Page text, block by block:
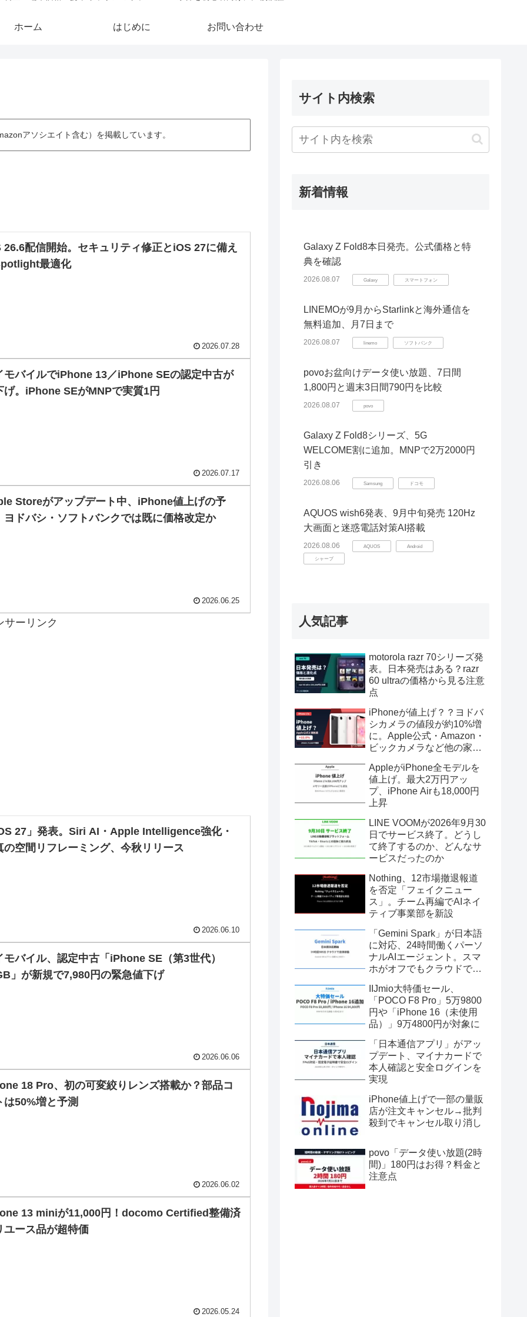
ホーム はじめに お問い合わせ
アソシエイト含む）を掲載しています。
26.6配信開始。セキュリティ修正とiOS 27に備え
最適化
2026.07.28
モバイルでiPhone 13／iPhone SEの認定中古が
げ。iPhone SEがMNPで実質1円
2026.07.17
Storeがアップデート中、iPhone値上げの予
ヨドバシ・ソフトバンクでは既に価格改定か
2026.06.25
サーリンク
27」発表。Siri AI・Apple Intelligence強化・
の空間リフレーミング、今秋リリース
2026.06.10
モバイル、認定中古「iPhone SE（第3世代）
」が新規で7,980円の緊急値下げ
2026.06.06
18 Pro、初の可変絞りレンズ搭載か？部品コ
は50%増と予測
2026.06.02
13 miniが11,000円！docomo Certified整備済
ユース品が超特価
2026.05.24
サイト内検索
新着情報
Galaxy Z Fold8本日発売。公式価格と特
典を確認
2026.08.07 Galaxy スマートフォン
LINEMOが9月からStarlinkと海外通信を
無料追加、月7日まで
2026.08.07 linemo ソフトバンク
povoお盆向けデータ使い放題、7日間
1,800円と週末3日間790円を比較
2026.08.07 povo
Galaxy Z Fold8シリーズ、5G
WELCOME割に追加。MNPで2万2000円
引き
2026.08.06 Samsung ドコモ
AQUOS wish6発表、9月中旬発売 120Hz
大画面と迷惑電話対策AI搭載
2026.08.06 AQUOS Android
シャープ
人気記事
motorola razr 70シリーズ発
表。日本発売はある？razr
60 ultraの価格から見る注意
点
iPhoneが値上げ？？ヨドバ
シカメラの値段が約10%増
に。Apple公式・Amazon・
ビックカメラなど他の家電
AppleがiPhone全モデルを
値上げ。最大2万円アッ
プ、iPhone Airも18,000円
上昇
LINE VOOMが2026年9月30
日でサービス終了。どうし
て終了するのか、どんなサ
ービスだったのか
Nothing、12市場撤退報道
を否定「フェイクニュー
ス」。チーム再編でAIネイ
ティブ事業部を新設
「Gemini Spark」が日本語
に対応、24時間働くパーソ
ナルAIエージェント。スマ
ホがオフでもクラウドで自
IIJmio大特価セール、
「POCO F8 Pro」5万9800
円や「iPhone 16（未使用
品）」9万4800円が対象に
「日本通信アプリ」がアッ
プデート、マイナカードで
本人確認と安全ログインを
実現
iPhone値上げで一部の量販
店が注文キャンセル→批判
殺到でキャンセル取り消し
povo「データ使い放題(2時
間)」180円はお得？料金と
注意点